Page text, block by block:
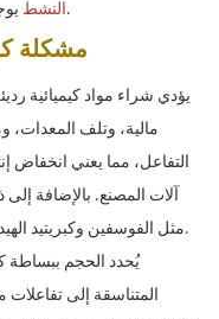
النشطيوجد في الدفعة، وحجم حبيبات كربيد الكالسيوم.
مشكلة
يؤدي شراء مواد كيميائية
مالية، وتلف المعدات،
التفاعل، مما يعني انخفاض
آلات المصنع. بالإضافة
مثل الفوسفين وكبريتيد الهيدروجين، مما يُشكل خطرًا على سلامة العمال.
يُحدد الحجم ببساطة
المتناسقة إلى تفاعلات